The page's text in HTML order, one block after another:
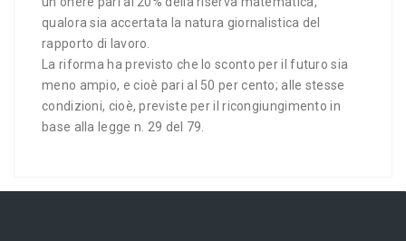
qualora sia accertata la natura giornalistica del
rapporto di lavoro.
La riforma ha previsto che lo sconto per il futuro sia
meno ampio, e cioè pari al 50 per cento; alle stesse
condizioni, cioè, previste per il ricongiungimento in
base alla legge n. 29 del 79.